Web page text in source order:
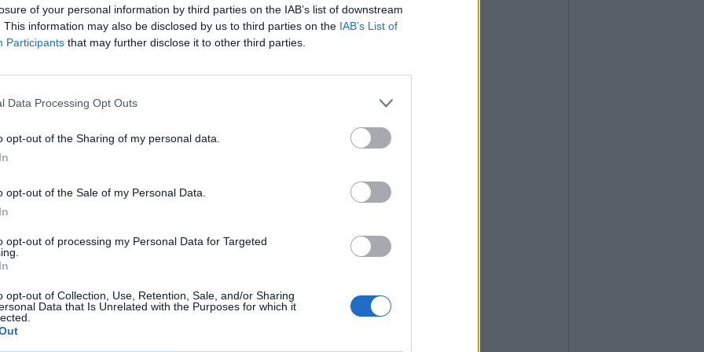
of your personal information by third parties on the IAB’s list of downstream
This information may also be disclosed by us to third parties on the IAB’s List of
Participants that may further disclose it to other third parties.
Data Processing Opt Outs
opt-out of the Sharing of my personal data.
opt-out of the Sale of my Personal Data.
opt-out of processing my Personal Data for Targeted
opt-out of Collection, Use, Retention, Sale, and/or Sharing
Data that Is Unrelated with the Purposes for which it
anche gli strumenti della sezione
proposti i brani più significativi di
Silver altro massimo esponente